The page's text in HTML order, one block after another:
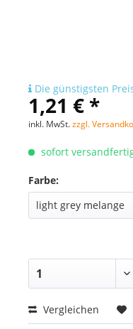
Die günstigsten
1,21 € *
inkl. MwSt.zzgl.
sofort
Farbe:
Vergleichen